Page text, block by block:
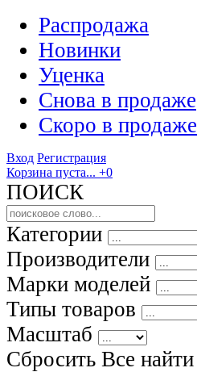
Распродажа
Новинки
Уценка
Снова в продаже
Скоро в продаже
Вход Регистрация
Корзина пуста... +0
ПОИСК
Категории
Производители
Марки моделей
Типы товаров
Масштаб
Сбросить Все найти